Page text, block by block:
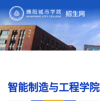
智能制造与工程学院